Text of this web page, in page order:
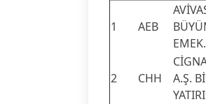
1 AEB
2 CHH
A.Ş.